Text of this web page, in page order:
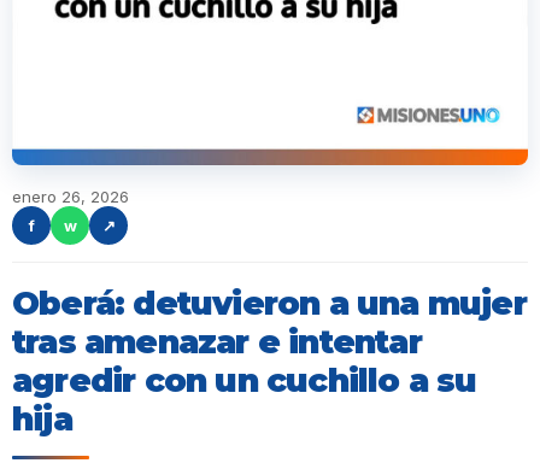
enero 26, 2026
f
w ↗
Oberá: detuvieron a una mujer
tras amenazar e intentar
agredir con un cuchillo a su
hija